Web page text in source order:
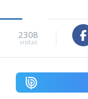
2308
visitas